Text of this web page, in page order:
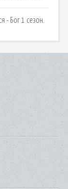
- Бог 1 сезон.